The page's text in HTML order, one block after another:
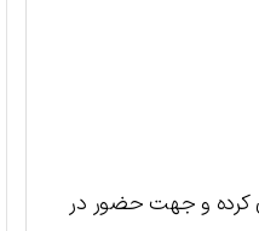
کرده و جهت حضور در